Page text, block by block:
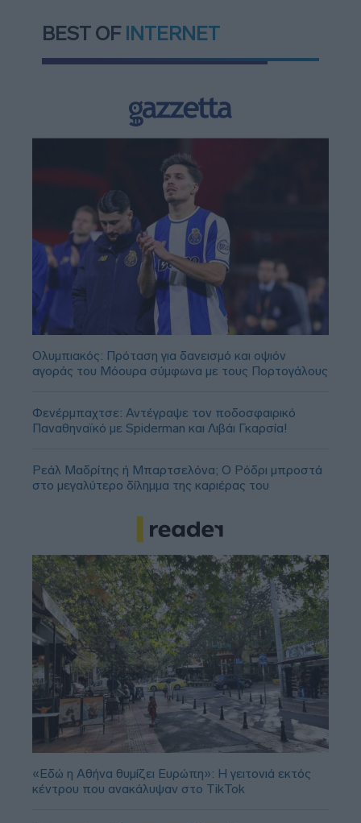
BEST OF INTERNET
Ολυμπιακός: Πρόταση για δανεισμό και οψιόν
αγοράς του Μόουρα σύμφωνα με τους Πορτογάλους
Φενέρμπαχτσε: Αντέγραψε τον ποδοσφαιρικό
Παναθηναϊκό με Spiderman και Λιβάι Γκαρσία!
Ρεάλ Μαδρίτης ή Μπαρτσελόνα; Ο Ρόδρι μπροστά
στο μεγαλύτερο δίλημμα της καριέρας του
«Εδώ η Αθήνα θυμίζει Ευρώπη»: H γειτονιά εκτός
κέντρου που ανακάλυψαν στο TikTok